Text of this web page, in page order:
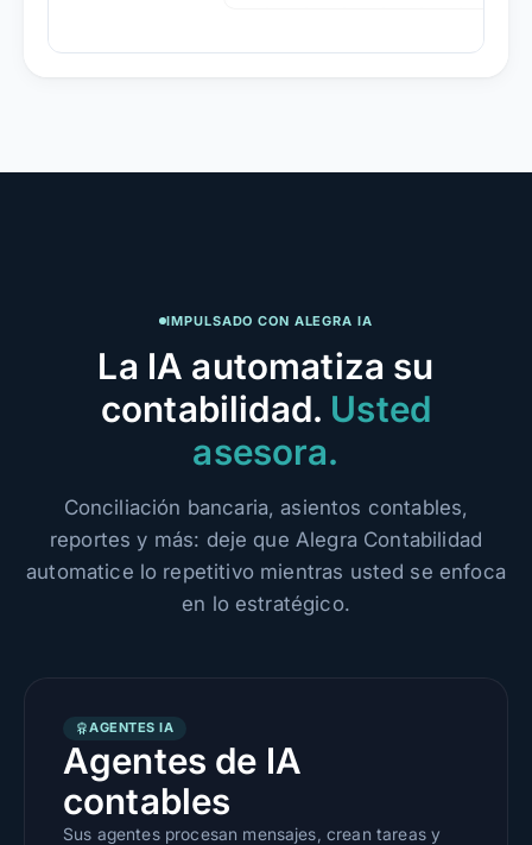
IMPULSADO CON ALEGRA IA
La IA automatiza su
contabilidad. Usted
asesora.
Conciliación bancaria, asientos contables,
reportes y más: deje que Alegra Contabilidad
automatice lo repetitivo mientras usted se enfoca
en lo estratégico.
AGENTES IA
Agentes de IA
contables
Sus agentes procesan mensajes, crean tareas y